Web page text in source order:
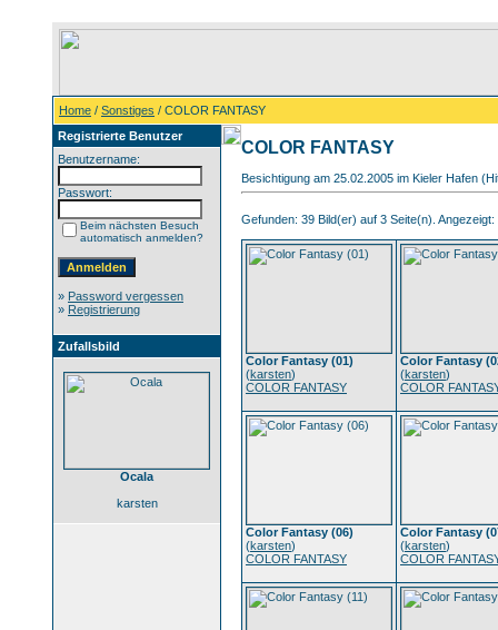
Home / Sonstiges / COLOR FANTASY
Registrierte Benutzer
Benutzername:
Passwort:
Beim nächsten Besuch
automatisch anmelden?
» Password vergessen
» Registrierung
Zufallsbild
Ocala
karsten
COLOR FANTASY
Besichtigung am 25.02.2005 im Kieler Hafen
Gefunden: 39 Bild(er) auf 3 Seite(n). Angezeigt:
Color Fantasy (01)
(karsten)
COLOR FANTASY
Color Fantasy
(karsten)
COLOR
Color Fantasy (06)
(karsten)
COLOR FANTASY
Color Fantasy
(karsten)
COLOR